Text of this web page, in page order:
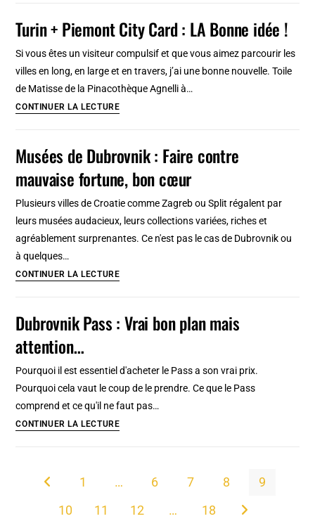
Quelles
îles
visiter
?
Maurice,
Turin + Piemont City Card : LA Bonne idée !
Si vous êtes un visiteur compulsif et que vous aimez parcourir les
villes en long, en large et en travers, j’ai une bonne nouvelle. Toile
de Matisse de la Pinacothèque Agnelli à…
CONTINUER LA LECTURETurin
City
Card
Bonne
Musées de Dubrovnik : Faire contre
mauvaise fortune, bon cœur
Plusieurs villes de Croatie comme Zagreb ou Split régalent par
leurs musées audacieux, leurs collections variées, riches et
agréablement surprenantes. Ce n'est pas le cas de Dubrovnik ou
à quelques…
CONTINUER LA LECTUREMusées
:
cœur
Dubrovnik Pass : Vrai bon plan mais
attention…
Pourquoi il est essentiel d'acheter le Pass a son vrai prix.
Pourquoi cela vaut le coup de le prendre. Ce que le Pass
comprend et ce qu'il ne faut pas…
CONTINUER LA LECTUREDubrovnik
plan
Go to the previous page
1 … 6 7 8
9
10
11 12 … 18 Aller à la page